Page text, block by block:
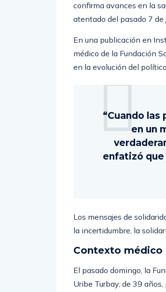
confirma avances en la
atentado del pasado 7 de
En una publicación en
médico de la Fundación
en la evolución del político
“Cuando las
en un
enfatizó que
Los mensajes de
la incertidumbre, la
Contexto médico
El pasado domingo, la
Uribe Turbay, de 39